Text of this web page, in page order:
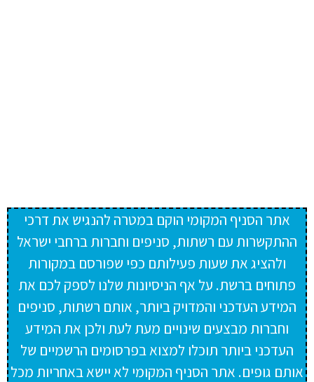
אתר הסניף המקומי הוקם במטרה להנגיש את דרכי
ההתקשרות עם רשתות, סניפים וחברות ברחבי ישראל
ולהציג את שעות פעילותם כפי שפורסם במקורות
פתוחים ברשת. על אף הניסיונות שלנו לספק לכם את
המידע העדכני והמדויק ביותר, אותם רשתות, סניפים
וחברות מבצעים שינויים מעת לעת ולכן את המידע
העדכני ביותר תוכלו למצוא בפרסומים הרשמיים של
אותם גופים. אתר הסניף המקומי לא יישא באחריות מכל